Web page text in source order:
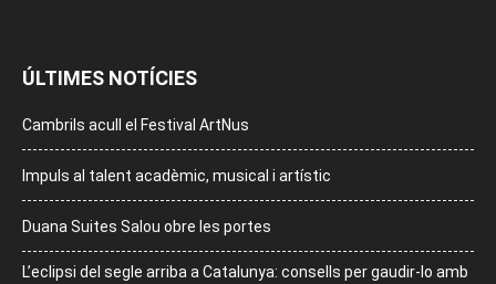
ÚLTIMES NOTÍCIES
Cambrils acull el Festival ArtNus
Impuls al talent acadèmic, musical i artístic
Duana Suites Salou obre les portes
L’eclipsi del segle arriba a Catalunya: consells per gaudir-lo amb